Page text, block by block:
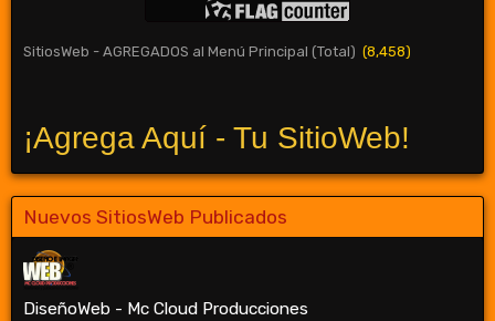
SitiosWeb - AGREGADOS al Menú Principal (Total) (8,458)
¡Agrega Aquí - Tu SitioWeb!
Nuevos SitiosWeb Publicados
DiseñoWeb - Mc Cloud Producciones